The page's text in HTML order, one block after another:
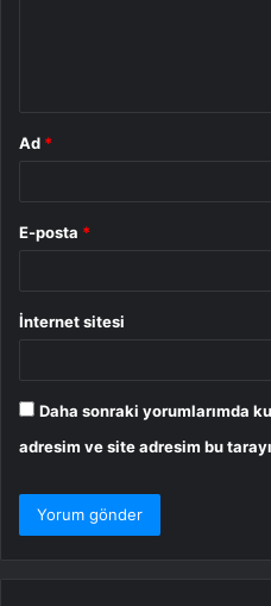
Ad *
E-posta *
İnternet sitesi
Daha sonraki yorumlarımda
adresim ve site adresim bu